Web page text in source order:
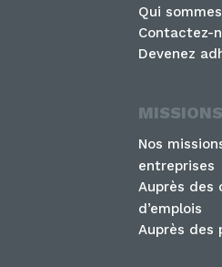
Qui
Contactez-
Devenez
MISSIONS
Nos
entreprises
Auprès des
d’emplois
Auprès des